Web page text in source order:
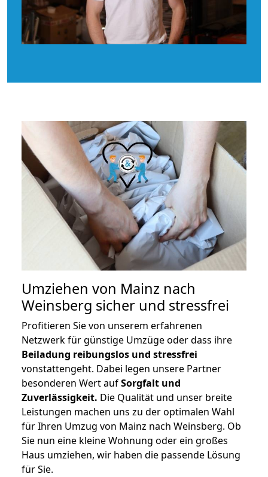
Umziehen von Mainz nach
Weinsberg sicher und stressfrei
Profitieren Sie von unserem erfahrenen
Netzwerk für günstige Umzüge oder dass ihre
Beiladung reibungslos und stressfrei
vonstattengeht. Dabei legen unsere Partner
besonderen Wert aufSorgfalt und
Zuverlässigkeit. Die Qualität und unser breite
Leistungen machen uns zu der optimalen Wahl
für Ihren Umzug von Mainz nach Weinsberg. Ob
Sie nun eine kleine Wohnung oder ein großes
Haus umziehen, wir haben die passende Lösung
für Sie.